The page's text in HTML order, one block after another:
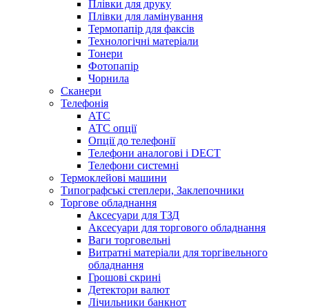
Плівки для друку
Плівки для ламінування
Термопапір для факсів
Технологічні матеріали
Тонери
Фотопапір
Чорнила
Сканери
Телефонія
АТС
АТС опції
Опції до телефонії
Телефони аналогові і DECT
Телефони системні
Термоклейові машини
Типографські степлери, Заклепочники
Торгове обладнання
Аксесуари для ТЗД
Аксесуари для торгового обладнання
Ваги торговельні
Витратні матеріали для торгівельного
обладнання
Грошові скрині
Детектори валют
Лічильники банкнот